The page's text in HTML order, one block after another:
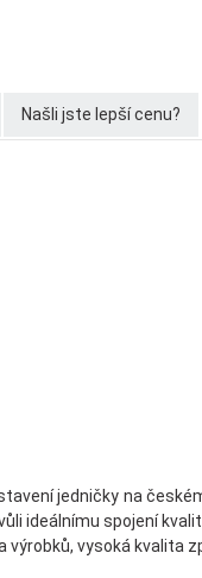
Našli jste lepší cenu?
jedničky na
ideálnímu spojení
vysoká kvalita